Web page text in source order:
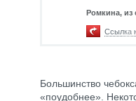
Ромкина,
Ссылка
Большинство
«поудобнее».